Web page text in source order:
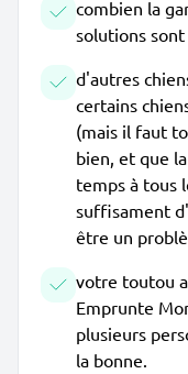
combien la
solutions
d'autres
certains
(mais il faut
bien, et que
temps à tous
suffisament
être un
votre toutou
Emprunte
plusieurs
la bonne.